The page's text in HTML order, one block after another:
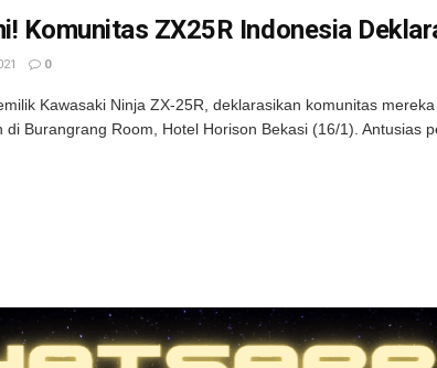
Komunitas ZX25R Indonesia
0
Kawasaki Ninja ZX-25R, deklarasikan komunitas
di Burangrang Room, Hotel Horison Bekasi (16/1). Antusias